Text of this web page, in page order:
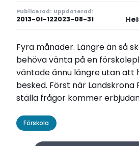
Publicerad:
2013-01-12
Uppdaterad:
2023-08-31
Fyra månader. Längre än så
behöva vänta på en
väntade ännu längre utan att
besked. Först när Landskrona
ställa frågor kommer
Förskola